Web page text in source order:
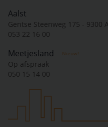
Aalst
Gentse Steenweg 175 - 9300
053 22 16 00
Meetjesland Nieuw!
Op afspraak
050 15 14 00